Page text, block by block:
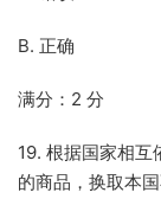
B. 正确
满分：2 分
19. 根据国家相
的商品，换取本